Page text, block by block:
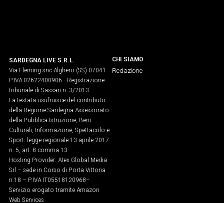
SARDEGNA LIVE S.R.L.
Via Fleming snc Alghero (SS) 07041
P.IVA 02622400906 - Registrazione
tribunale di Sassari n. 3/2013
La testata usufruisce del contributo
della Regione Sardegna Assessorato
della Pubblica Istruzione, Beni
Culturali, Informazione, Spettacolo e
Sport. legge regionale 13 aprile 2017
n. 5, art. 8 comma 13
Hosting Provider: Atex Global Media
Srl – sede in Corso di Porta Vittoria
n.18 – P.IVA IT05518120968​–
Servizio erogato tramite Amazon
Web Services
CHI SIAMO
Redazione